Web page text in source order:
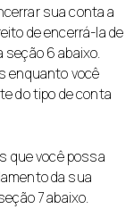
sua conta a
de encerrá-la de
seção 6 abaixo.
enquanto você
do tipo de conta
que você possa
da sua
7 abaixo.